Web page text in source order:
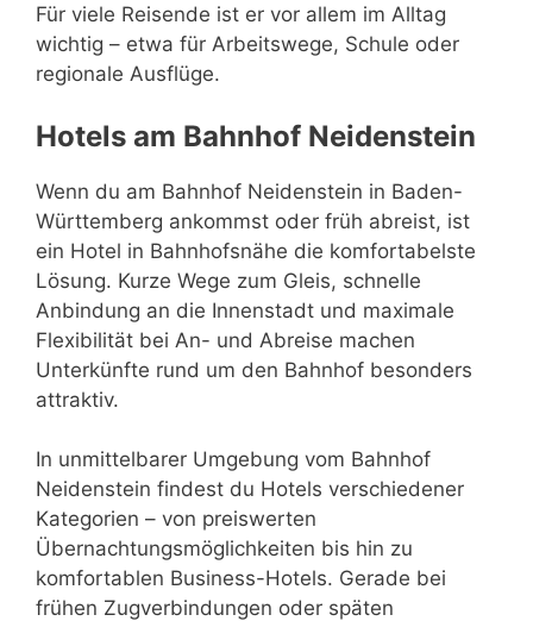
Für viele Reisende ist er vor allem im Alltag
wichtig – etwa für Arbeitswege, Schule oder
regionale Ausflüge.
Hotels am Bahnhof Neidenstein
Wenn du am Bahnhof Neidenstein in Baden-
Württemberg ankommst oder früh abreist, ist
ein Hotel in Bahnhofsnähe die komfortabelste
Lösung. Kurze Wege zum Gleis, schnelle
Anbindung an die Innenstadt und maximale
Flexibilität bei An- und Abreise machen
Unterkünfte rund um den Bahnhof besonders
attraktiv.
In unmittelbarer Umgebung vom Bahnhof
Neidenstein findest du Hotels verschiedener
Kategorien – von preiswerten
Übernachtungsmöglichkeiten bis hin zu
komfortablen Business-Hotels. Gerade bei
frühen Zugverbindungen oder späten